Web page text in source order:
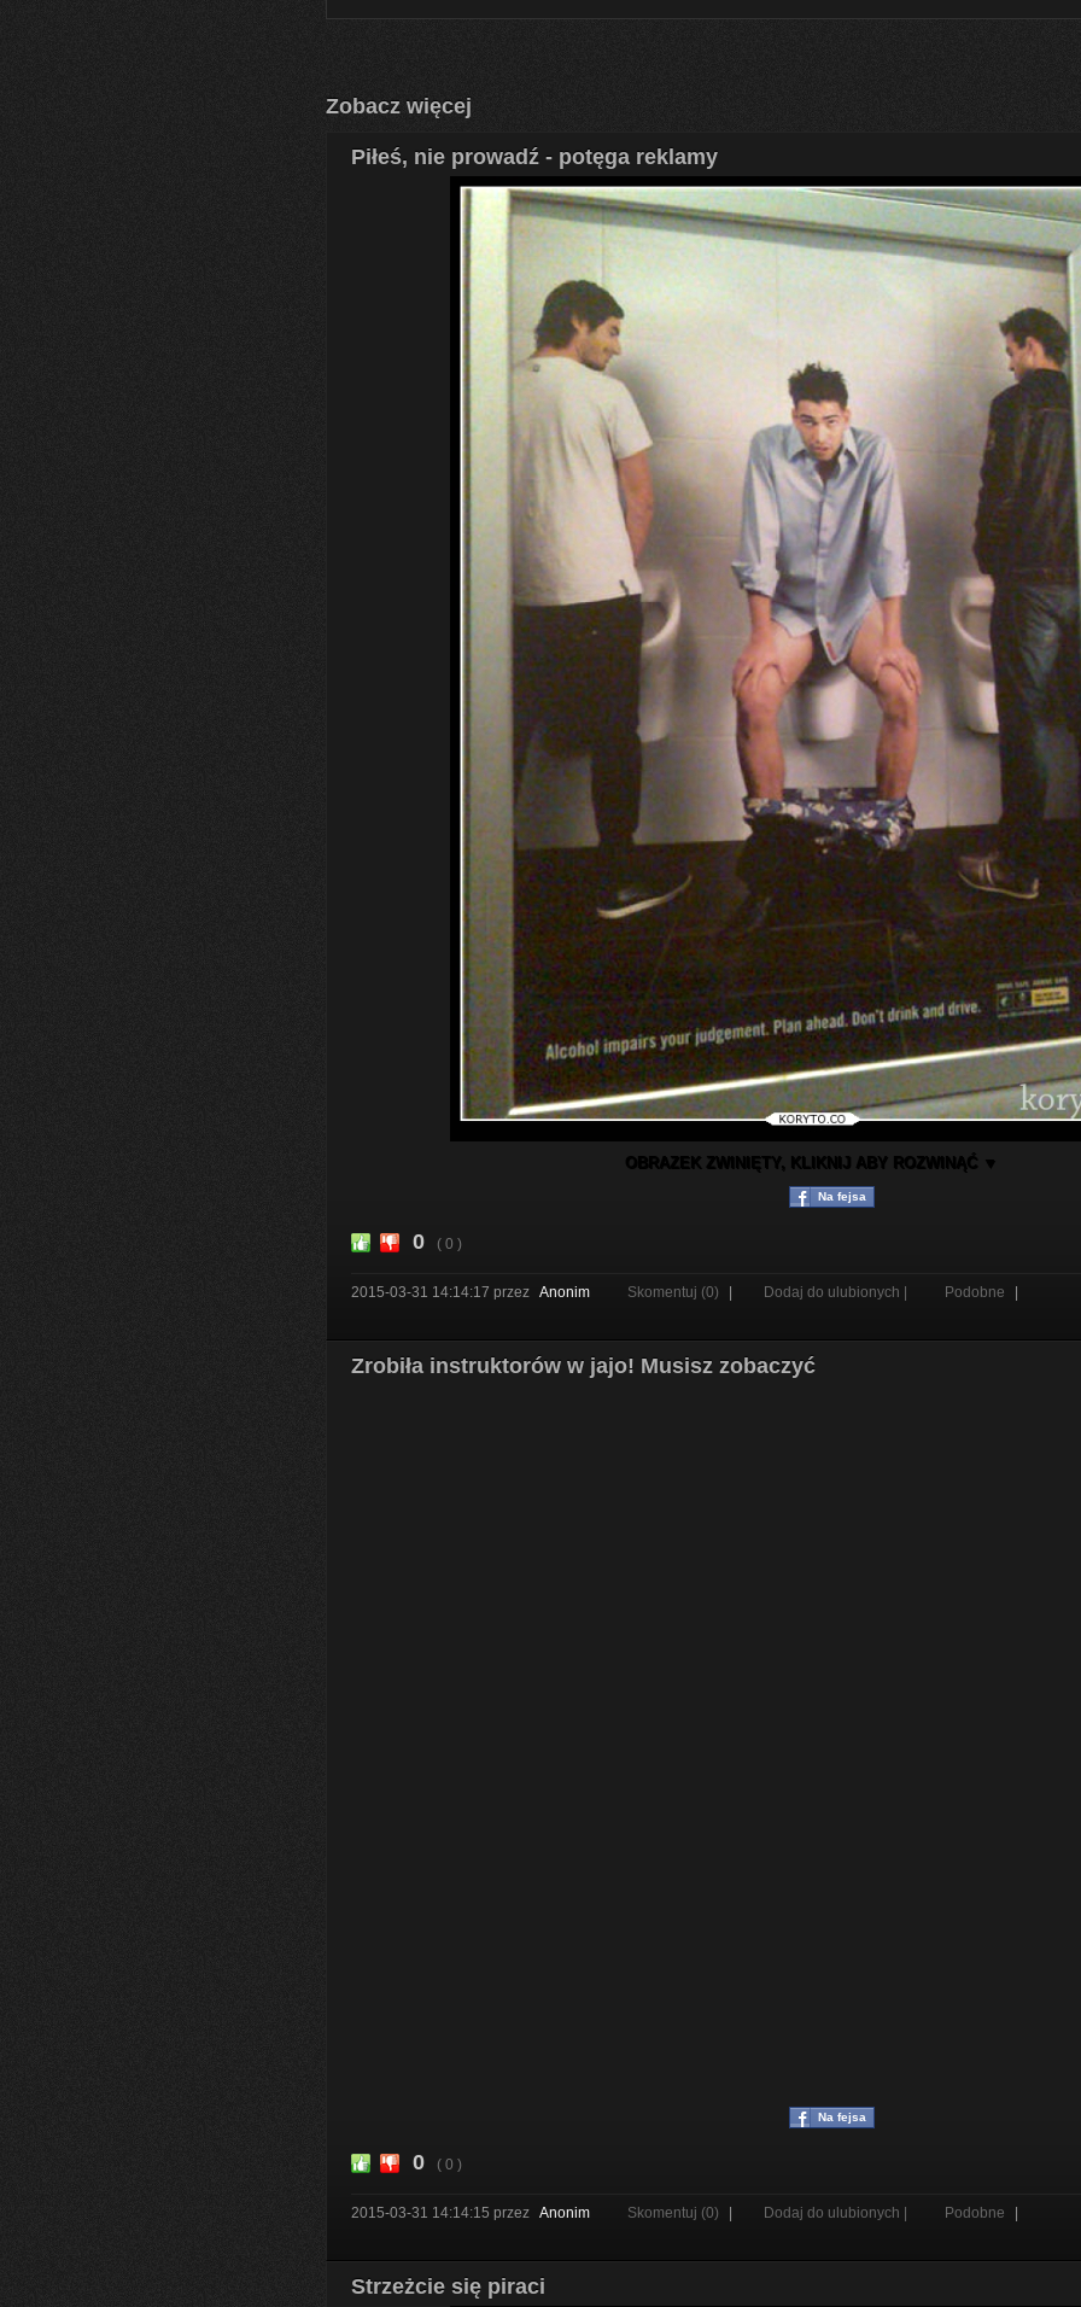
Zobacz więcej
Piłeś, nie prowadź - potęga reklamy
OBRAZEK ZWINIĘTY, KLIKNIJ ABY ROZWINĄĆ ▼
Na fejsa
0 ( 0 )
2015-03-31 14:14:17 przez Anonim Skomentuj (0) Dodaj do ulubionych | Podobne
Zrobiła instruktorów w jajo! Musisz zobaczyć
Na fejsa
0 ( 0 )
2015-03-31 14:14:15 przez Anonim Skomentuj (0) Dodaj do ulubionych | Podobne
Strzeżcie się piraci